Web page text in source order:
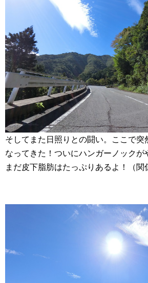
そしてまた日照りとの闘い。ここで突
なってきた！ついにハンガーノックが
まだ皮下脂肪はたっぷりあるよ！（関